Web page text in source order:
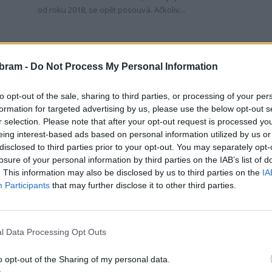
- Do Not Process My Personal Information
opt-out of the sale, sharing to third parties, or processing of your
for targeted advertising by us, please use the below opt-out
selection. Please note that after your opt-out request is processed
interest-based ads based on personal information utilized by us
to third parties prior to your opt-out. You may separately
of your personal information by third parties on the IAB’s list of
This information may also be disclosed by us to third parties on the
Participants that may further disclose it to other third parties.
Data Processing Opt Outs
opt-out of the Sharing of my personal data.
od roku 2018, se opět posouvá. Ačkoliv...
ŘSD hledá novou firmu pro opravu
mostu v Husově ulici
Radek Ctibor
PŘÍBRAM – O opravě mostu přes železniční trať
k samotné realizaci zatím nedošlo. A to i...